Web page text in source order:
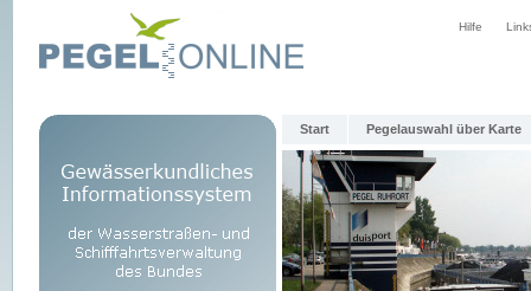
Hilfe
Start Pegelauswahl über Karte